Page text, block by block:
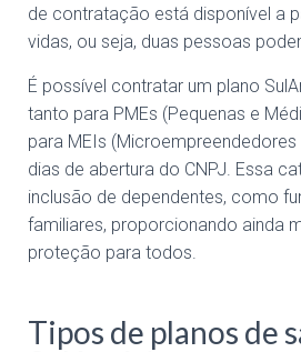
de contratação está disponível a
vidas, ou seja, duas pessoas
É possível contratar um plano
tanto para PMEs (Pequenas e
para MEIs
dias de abertura do CNPJ. Essa
inclusão de dependentes, como
familiares, proporcionando ainda
proteção para todos.
Tipos de planos de